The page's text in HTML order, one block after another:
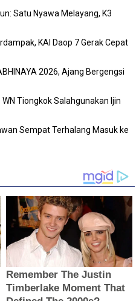
Satu Nyawa Melayang, K3
KAI Daop 7 Gerak Cepat
2026, Ajang Bergengsi
Tiongkok Salahgunakan Ijin
Sempat Terhalang Masuk ke